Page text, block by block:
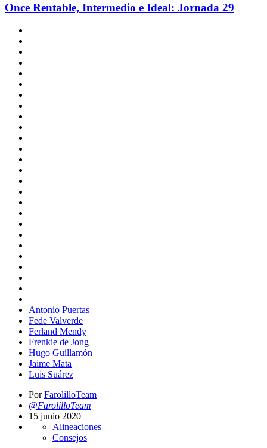
Once Rentable, Intermedio e Ideal: Jornada 29
Antonio Puertas
Fede Valverde
Ferland Mendy
Frenkie de Jong
Hugo Guillamón
Jaime Mata
Luis Suárez
PorFarolilloTeam
@FarolilloTeam
15 junio 2020
Alineaciones
Consejos